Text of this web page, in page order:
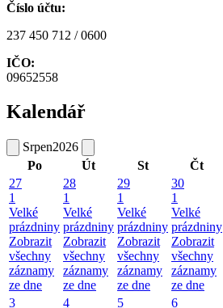
Číslo účtu:
237 450 712 / 0600
IČO:
09652558
Kalendář
Srpen2026
Po
Út St Čt
27
1
Velké
prázdniny
Zobrazit
všechny
záznamy
ze dne
28
1
Velké
prázdniny
Zobrazit
všechny
záznamy
ze dne
29
1
Velké
prázdniny
Zobrazit
všechny
záznamy
ze dne
30
1
Velké
prázdniny
Zobrazit
všechny
záznamy
ze dne
3
4
5
6